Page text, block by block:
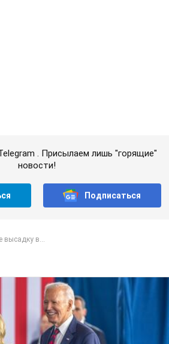
Джо Байдена
который
его "агрессивном" раке